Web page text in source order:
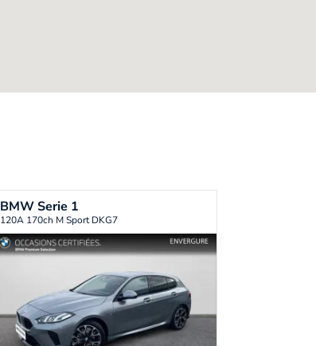
BMWSerie 1
120A 170ch M Sport DKG7